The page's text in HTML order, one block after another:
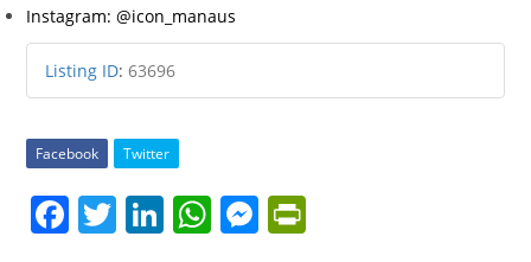
Instagram:@icon_manaus
Listing ID:63696
Facebook Twitter
F T Li W M